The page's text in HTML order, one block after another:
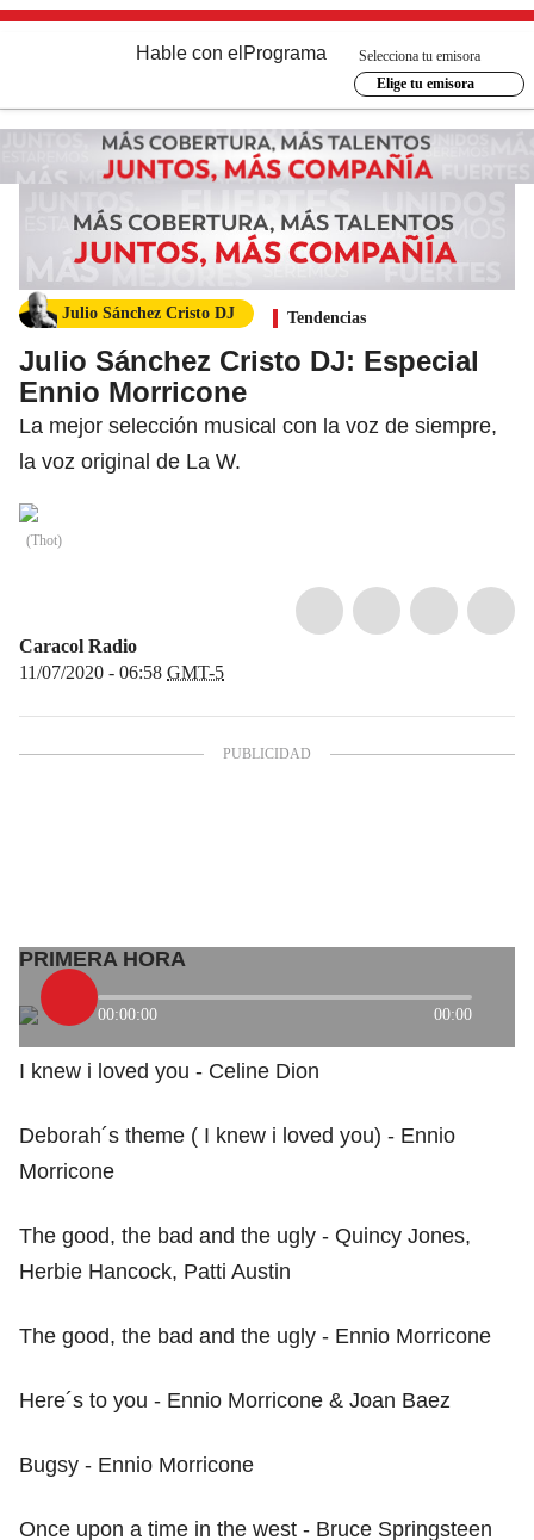
Hable con el Programa
Selecciona tu emisora
Elige tu emisora
Julio Sánchez Cristo DJ Tendencias
Julio Sánchez Cristo DJ: Especial
Ennio Morricone
La mejor selección musical con la voz de siempre,
la voz original de La W.
(Thot)
Caracol Radio
11/07/2020 - 06:58 GMT-5
PRIMERA HORA
00:00:00 00:00
I knew i loved you - Celine Dion
Deborah´s theme ( I knew i loved you) - Ennio
Morricone
The good, the bad and the ugly - Quincy Jones,
Herbie Hancock, Patti Austin
The good, the bad and the ugly - Ennio Morricone
Here´s to you - Ennio Morricone & Joan Baez
Bugsy - Ennio Morricone
Once upon a time in the west - Bruce Springsteen